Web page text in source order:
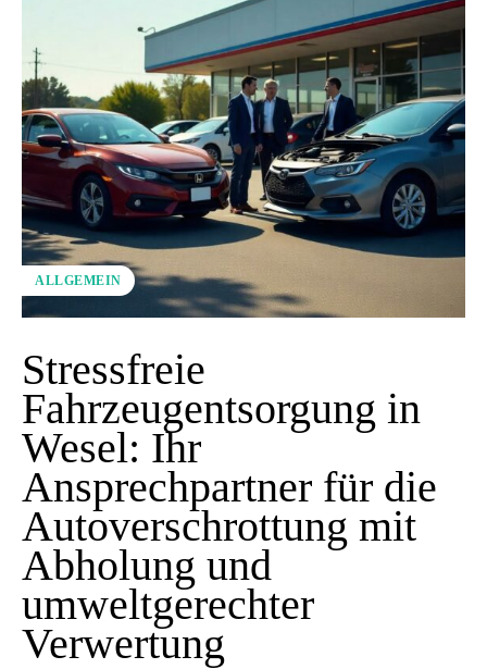
ALLGEMEIN
Stressfreie
Fahrzeugentsorgung in
Wesel: Ihr
Ansprechpartner für die
Autoverschrottung mit
Abholung und
umweltgerechter
Verwertung